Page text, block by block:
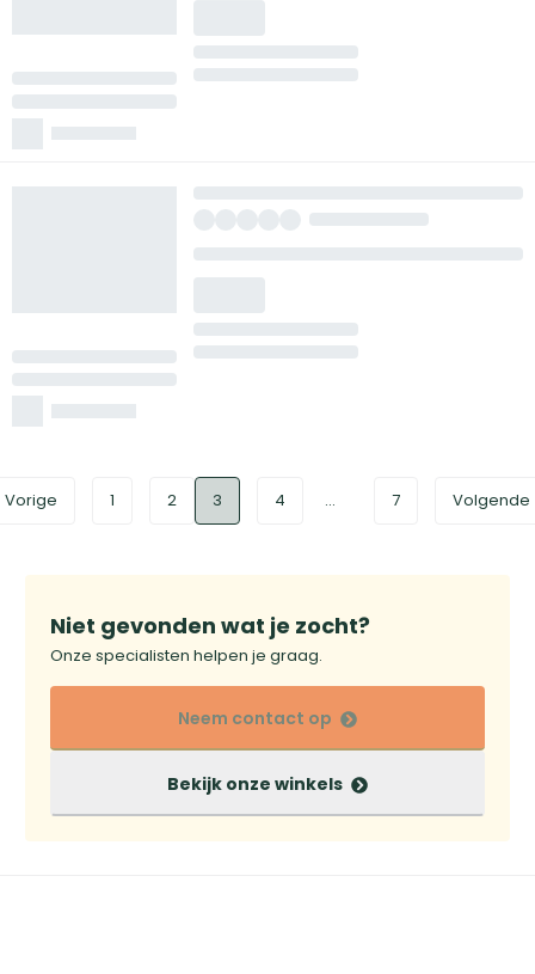
Vorige 1 2 3 4 ... 7 Volgende
Niet gevonden wat je zocht?
Onze specialisten helpen je graag.
Neem contact op
Bekijk onze winkels